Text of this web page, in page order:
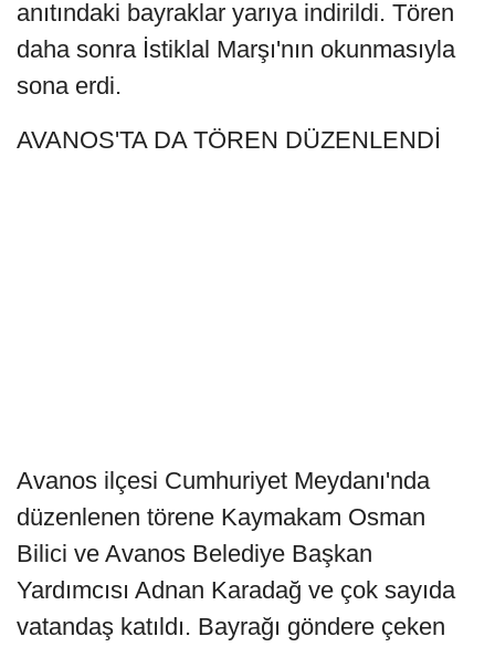
anıtındaki bayraklar yarıya indirildi. Tören
daha sonra İstiklal Marşı'nın okunmasıyla
sona erdi.
AVANOS'TA DA TÖREN DÜZENLENDİ
Avanos ilçesi Cumhuriyet Meydanı'nda
düzenlenen törene Kaymakam Osman
Bilici ve Avanos Belediye Başkan
Yardımcısı Adnan Karadağ ve çok sayıda
vatandaş katıldı. Bayrağı göndere çeken